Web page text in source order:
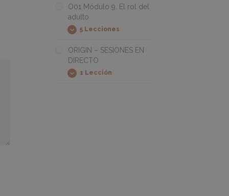
8.
neurodesarrollo
y
acompañamiento
O01 Módulo 9. El rol del
adulto
Expandir
O01
9.
rol
del
adulto
5 Lecciones
ORIGIN – SESIONES EN
DIRECTO
Expandir
ORIGIN1 Lección